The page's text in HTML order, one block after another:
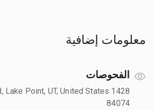
معلومات إضافية
الفحوصات
Rd, Lake Point, UT, United States
84074